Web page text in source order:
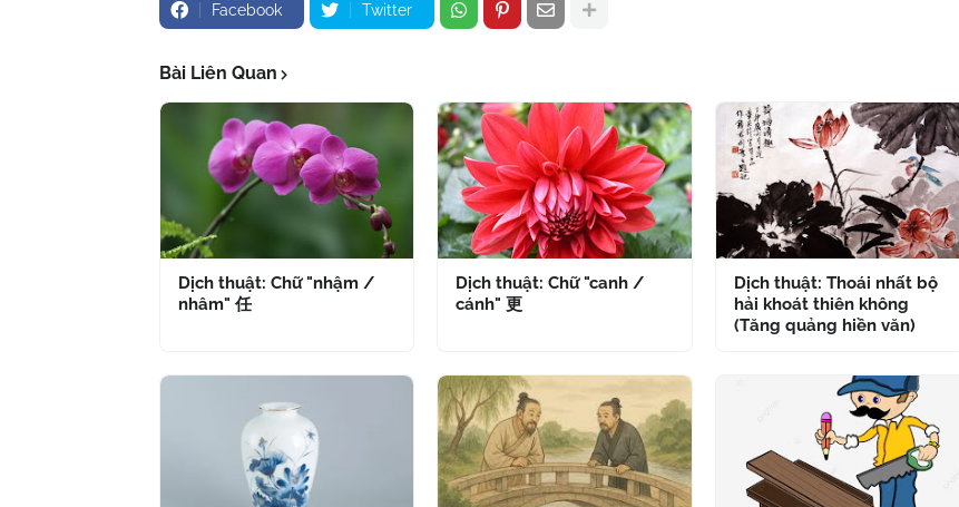
Facebook Twitter
Bài Liên Quan
Dịch thuật: Chữ "nhậm /
nhâm" 任
Dịch thuật: Chữ "canh /
cánh" 更
Dịch thuật: Thoái nhất bộ
hải khoát thiên không
(Tăng quảng hiền văn)